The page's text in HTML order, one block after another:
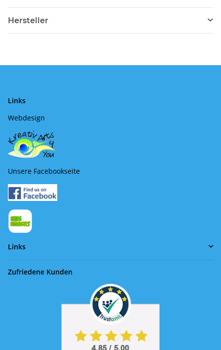
Hersteller
Links
Webdesign
Unsere Facebookseite
Links
Zufriedene Kunden